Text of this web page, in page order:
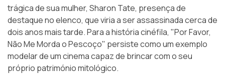
trágica de sua mulher, Sharon Tate, presença de
destaque no elenco, que viria a ser assassinada cerca de
dois anos mais tarde. Para a história cinéfila, "Por Favor,
Não Me Morda o Pescoço" persiste como um exemplo
modelar de um cinema capaz de brincar com o seu
próprio património mitológico.